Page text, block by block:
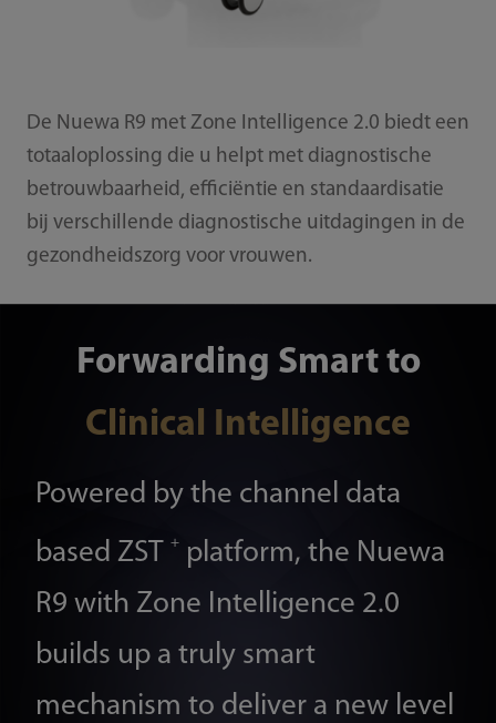
De Nuewa R9 met Zone Intelligence 2.0 biedt een
totaaloplossing die u helpt met diagnostische
betrouwbaarheid, efficiëntie en standaardisatie
bij verschillende diagnostische uitdagingen in de
gezondheidszorg voor vrouwen.
Forwarding Smart to
Clinical Intelligence
Powered by the channel data
based ZST
+
platform, the Nuewa
R9 with Zone Intelligence 2.0
builds up a truly smart
mechanism to deliver a new level